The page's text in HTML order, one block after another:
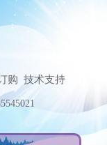
购 技术支持